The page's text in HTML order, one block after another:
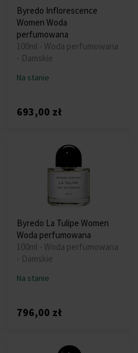
Byredo Inflorescence
Women Woda
perfumowana
100ml - Woda perfumowana
- Damskie
Na stanie
693,00 zł
Byredo La Tulipe Women
Woda perfumowana
100ml - Woda perfumowana
- Damskie
Na stanie
796,00 zł